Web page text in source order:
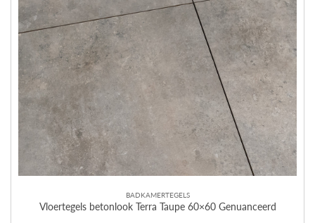
BADKAMERTEGELS
Vloertegels betonlook Terra Taupe 60×60 Genuanceerd